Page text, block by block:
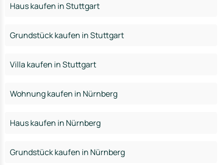
Haus kaufen in Stuttgart
Grundstück kaufen in Stuttgart
Villa kaufen in Stuttgart
Wohnung kaufen in Nürnberg
Haus kaufen in Nürnberg
Grundstück kaufen in Nürnberg